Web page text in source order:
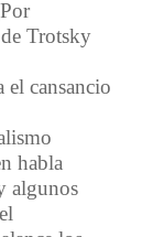
Trotsky
el cansancio
habla
algunos